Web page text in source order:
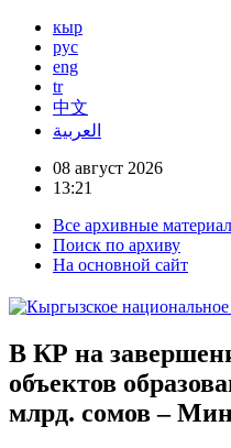
кыр
рус
eng
tr
中文
العربية
08 август 2026
13:21
Все архивные
Поиск по архиву
На основной сайт
В КР на
объектов
млрд. сомов –